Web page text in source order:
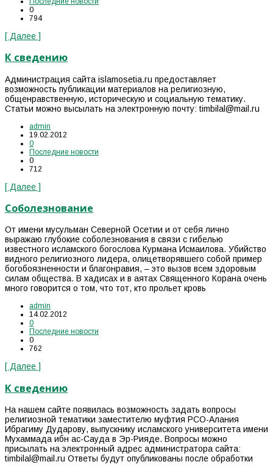
0
794
[ Далее ]
К сведению
Администрация сайта islamosetia.ru предоставляет
возможность публикации материалов на религиозную,
общенравственную, историческую и социальную тематику.
Статьи можно высылать на электронную почту: timbilal@mail.ru
admin
19.02.2012
0
Последние новости
0
712
[ Далее ]
Соболезнование
От имени мусульман Северной Осетии и от себя лично
выражаю глубокие соболезнования в связи с гибелью
известного исламского богослова Курмана Исмаилова. Убийство
видного религиозного лидера, олицетворявшего собой пример
богобоязненности и благонравия, – это вызов всем здоровым
силам общества. В хадисах и в аятах Священного Корана очень
много говорится о том, что тот, кто прольет кровь
admin
14.02.2012
0
Последние новости
0
762
[ Далее ]
К сведению
На нашем сайте появилась возможность задать вопросы
религиозной тематики заместителю муфтия РСО-Алания
Ибрагиму Дударову, выпускнику исламского университета имени
Мухаммада ибн ас-Сауда в Эр-Рияде. Вопросы можно
присылать на электронный адрес администратора сайта:
timbilal@mail.ru Ответы будут опубликованы после обработки